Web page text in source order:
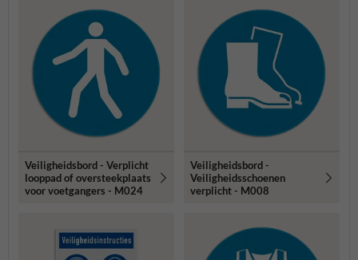
Veiligheidsbord - Verplicht
looppad of oversteekplaats
voor voetgangers - M024
Veiligheidsbord -
Veiligheidsschoenen
verplicht - M008